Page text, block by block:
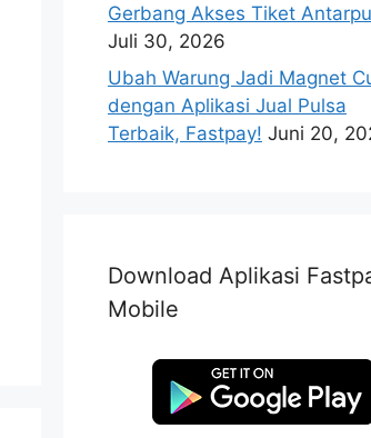
Gerbang Akses Tiket
Juli 30, 2026
Ubah Warung Jadi Magnet
dengan Aplikasi Jual Pulsa
Terbaik, Fastpay! Juni 20,
Download Aplikasi
Mobile